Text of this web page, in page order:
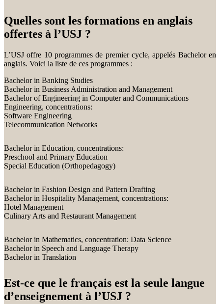
Quelles sont les formations en anglais
offertes à l’USJ ?
L’USJ offre 10 programmes de premier cycle, appelés Bachelor en
anglais. Voici la liste de ces programmes :
Bachelor in Banking Studies
Bachelor in Business Administration and Management
Bachelor of Engineering in Computer and Communications
Engineering, concentrations:
Software Engineering
Telecommunication Networks
Bachelor in Education, concentrations:
Preschool and Primary Education
Special Education (Orthopedagogy)
Bachelor in Fashion Design and Pattern Drafting
Bachelor in Hospitality Management, concentrations:
Hotel Management
Culinary Arts and Restaurant Management
Bachelor in Mathematics, concentration: Data Science
Bachelor in Speech and Language Therapy
Bachelor in Translation
Est-ce que le français est la seule langue
d’enseignement à l’USJ ?